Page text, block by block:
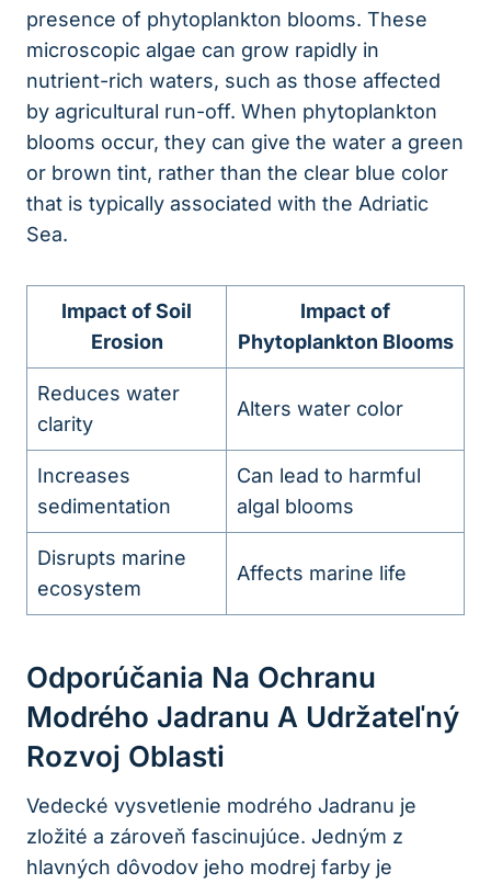
presence of phytoplankton blooms. These
microscopic algae can grow rapidly in
nutrient-rich waters, such as those affected
by agricultural run-off. When phytoplankton
blooms occur, they can give the water a green
or brown tint, rather than the clear blue color
that is typically associated with the Adriatic
Sea.
Impact of Soil
Erosion
Impact of
Phytoplankton Blooms
Reduces water
clarity
Alters water color
Increases
sedimentation
Can lead to harmful
algal blooms
Disrupts marine
ecosystem
Affects marine life
Odporúčania Na Ochranu
Modrého Jadranu A Udržateľný
Rozvoj Oblasti
Vedecké vysvetlenie modrého Jadranu je
zložité a zároveň fascinujúce. Jedným z
hlavných dôvodov jeho modrej farby je